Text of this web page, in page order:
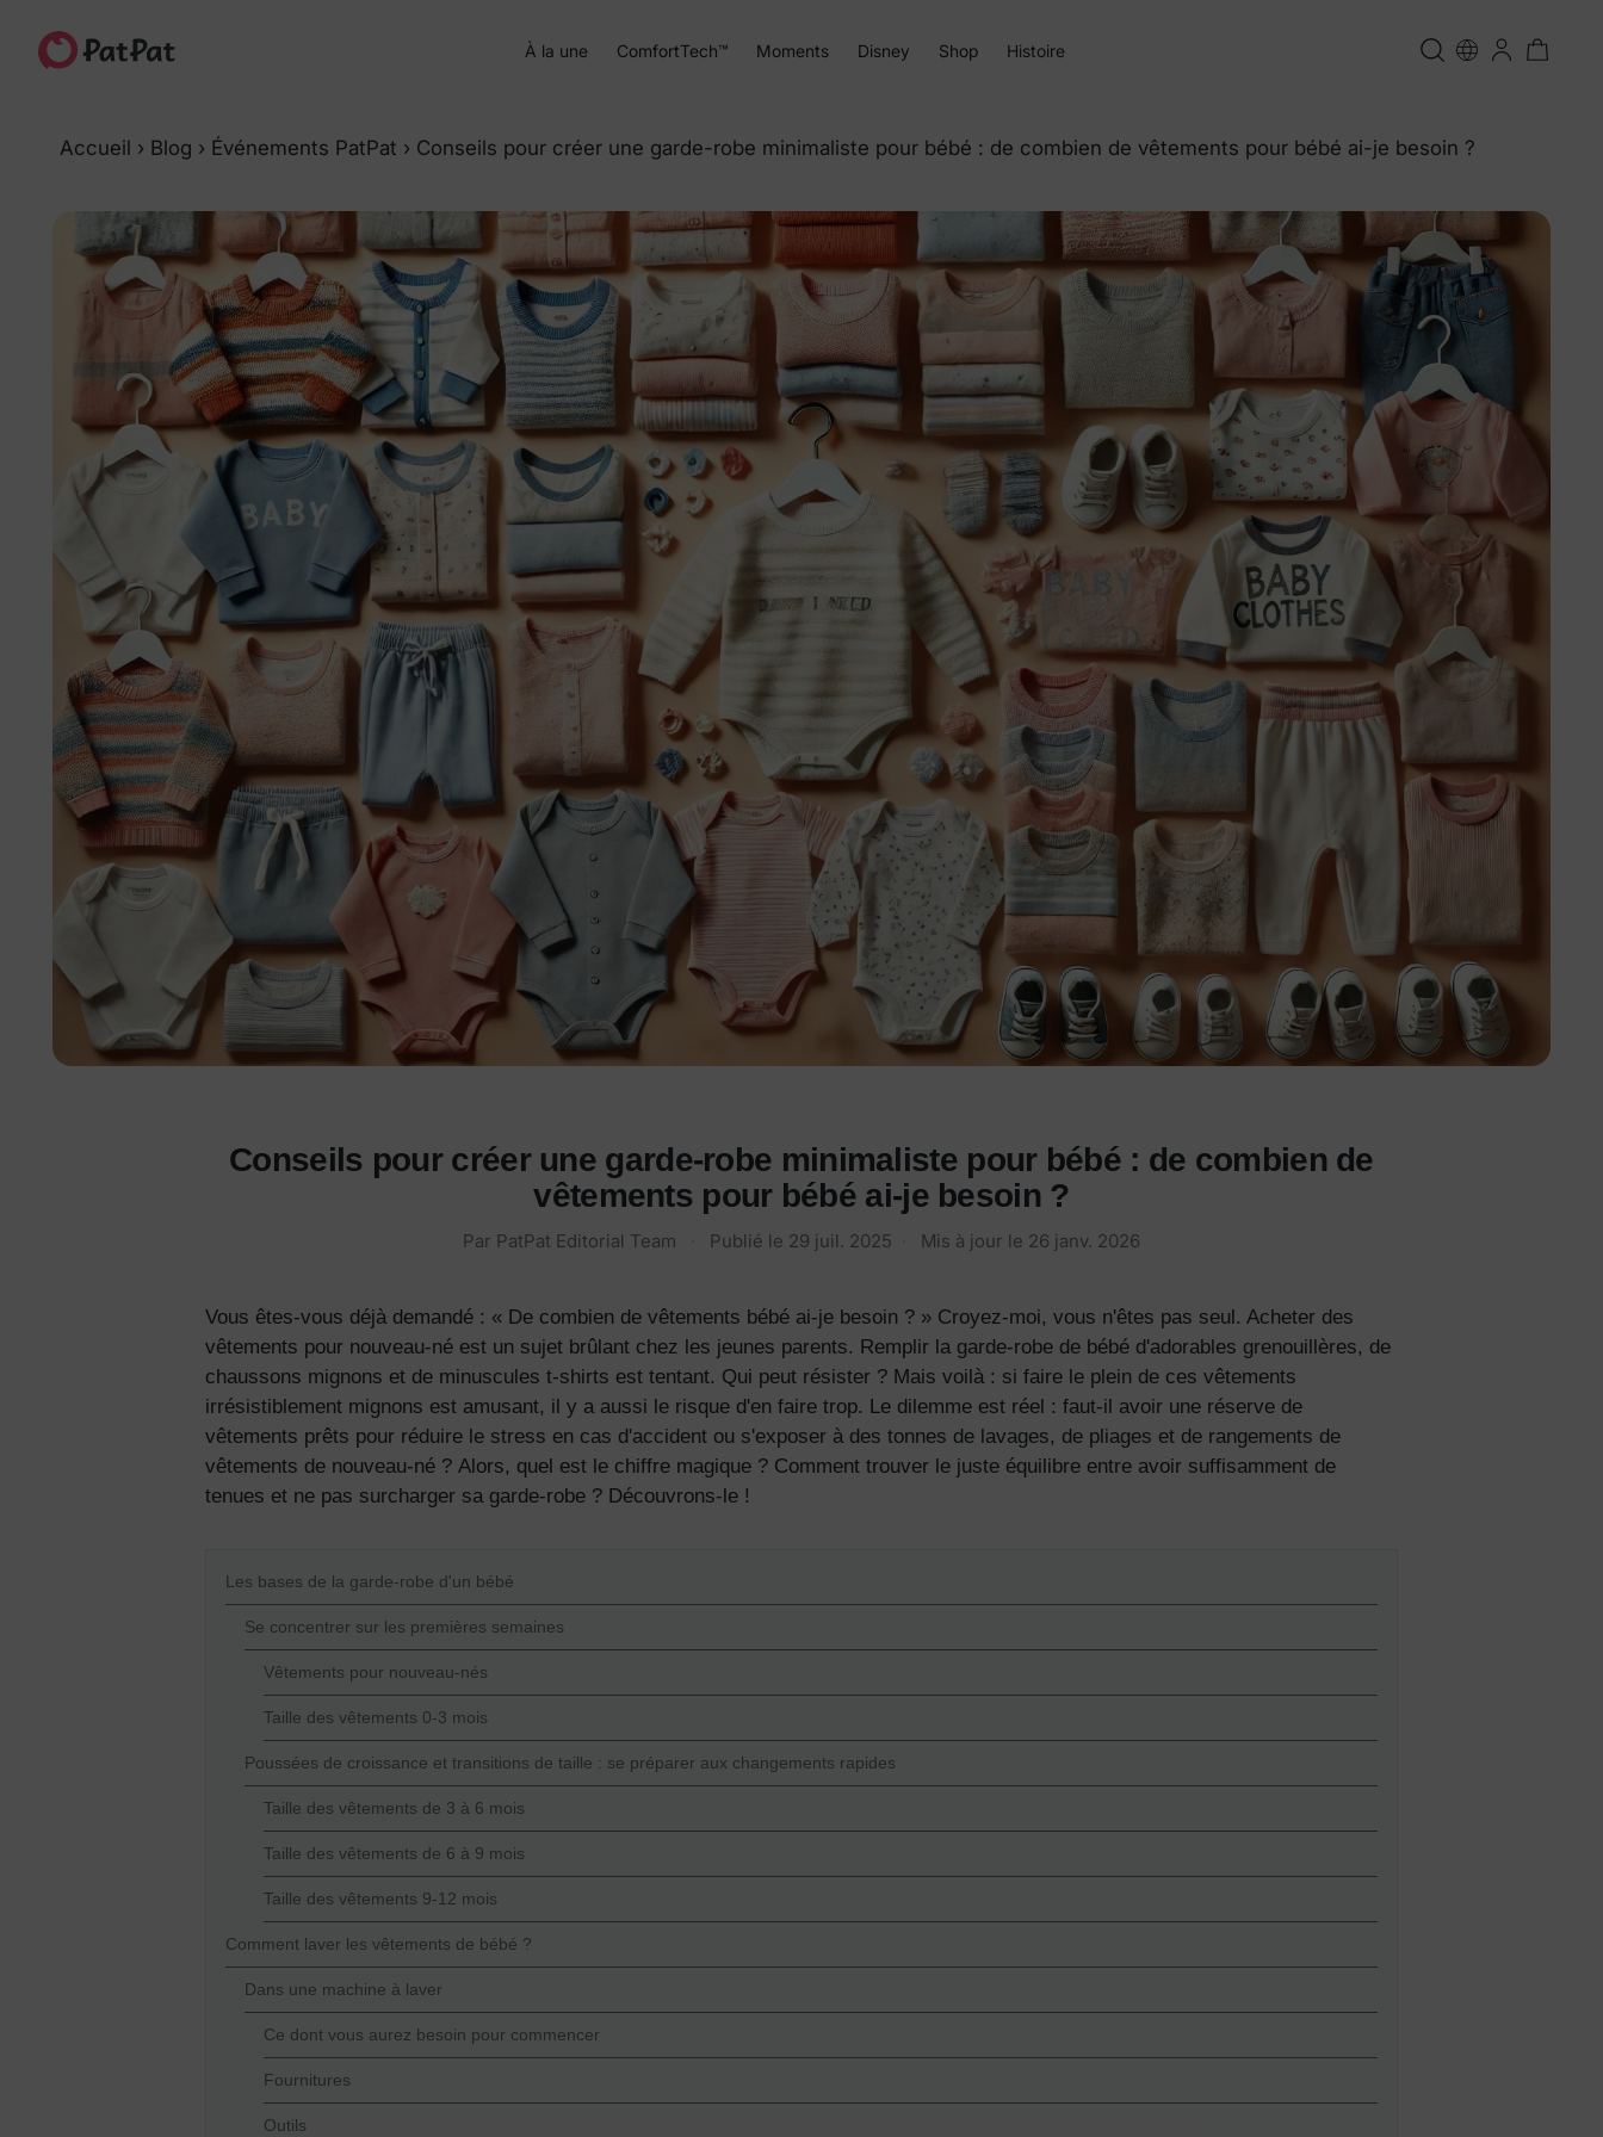
À la une ComfortTech™ Moments Disney Shop Histoire
Accueil › Blog › Événements PatPat › Conseils pour créer une garde-robe minimaliste pour bébé : de combien de vêtements pour bébé ai-je besoin ?
Conseils pour créer une garde-robe minimaliste pour bébé : de combien de
vêtements pour bébé ai-je besoin ?
Par PatPat Editorial Team Publié le 29 juil. 2025 Mis à jour le 26 janv. 2026
Vous êtes-vous déjà demandé : « De combien de vêtements bébé ai-je besoin ? » Croyez-moi, vous n'êtes pas seul. Acheter des
vêtements pour nouveau-né est un sujet brûlant chez les jeunes parents. Remplir la garde-robe de bébé d'adorables grenouillères, de
chaussons mignons et de minuscules t-shirts est tentant. Qui peut résister ? Mais voilà : si faire le plein de ces vêtements
irrésistiblement mignons est amusant, il y a aussi le risque d'en faire trop. Le dilemme est réel : faut-il avoir une réserve de
vêtements prêts pour réduire le stress en cas d'accident ou s'exposer à des tonnes de lavages, de pliages et de rangements de
vêtements de nouveau-né ? Alors, quel est le chiffre magique ? Comment trouver le juste équilibre entre avoir suffisamment de
tenues et ne pas surcharger sa garde-robe ? Découvrons-le !
Les bases de la garde-robe d'un bébé
Se concentrer sur les premières semaines
Vêtements pour nouveau-nés
Taille des vêtements 0-3 mois
Poussées de croissance et transitions de taille : se préparer aux changements rapides
Taille des vêtements de 3 à 6 mois
Taille des vêtements de 6 à 9 mois
Taille des vêtements 9-12 mois
Comment laver les vêtements de bébé ?
Dans une machine à laver
Ce dont vous aurez besoin pour commencer
Fournitures
Outils